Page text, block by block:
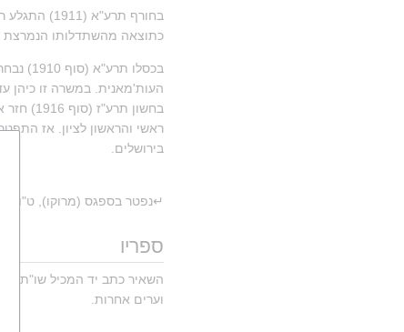
כתוצאה מהשתדלותו הנמרצת
בירושלים.
↵נפטר בספגס (מרוקו), ט"ו בשבט
ספריו
השאיר כתב יד המכיל שו"ת
וערים אחרות.